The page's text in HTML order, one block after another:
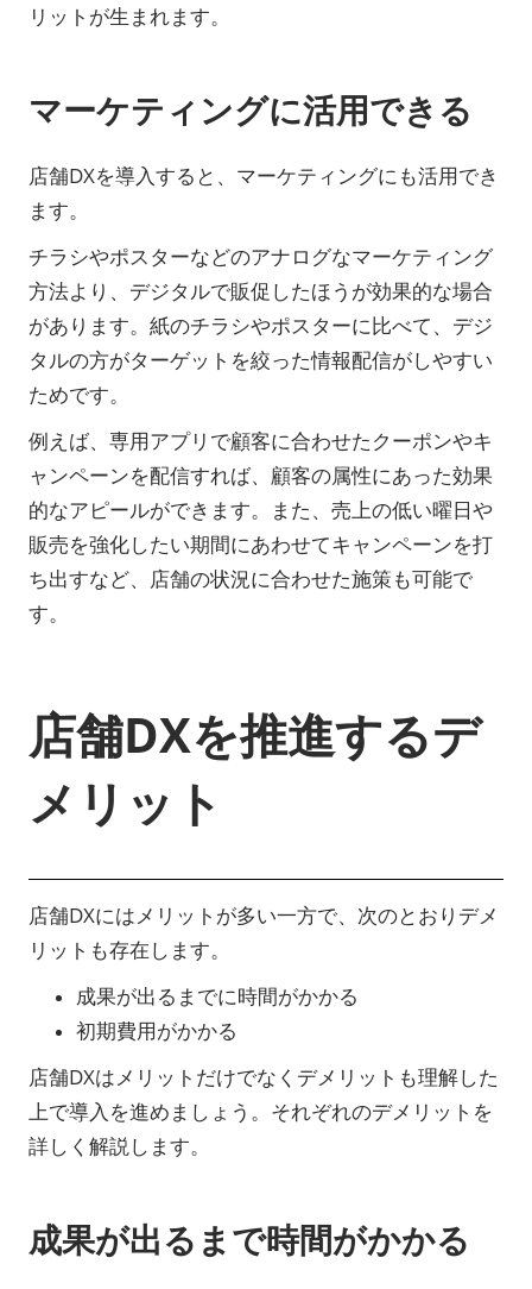
リットが生まれます。
マーケティングに活用できる
店舗DXを導入すると、マーケティングにも活用でき
ます。
チラシやポスターなどのアナログなマーケティング
方法より、デジタルで販促したほうが効果的な場合
があります。紙のチラシやポスターに比べて、デジ
タルの方がターゲットを絞った情報配信がしやすい
ためです。
例えば、専用アプリで顧客に合わせたクーポンやキ
ャンペーンを配信すれば、顧客の属性にあった効果
的なアピールができます。また、売上の低い曜日や
販売を強化したい期間にあわせてキャンペーンを打
ち出すなど、店舗の状況に合わせた施策も可能で
す。
店舗DXを推進するデ
メリット
店舗DXにはメリットが多い一方で、次のとおりデメ
リットも存在します。
成果が出るまでに時間がかかる
初期費用がかかる
店舗DXはメリットだけでなくデメリットも理解した
上で導入を進めましょう。それぞれのデメリットを
詳しく解説します。
成果が出るまで時間がかかる